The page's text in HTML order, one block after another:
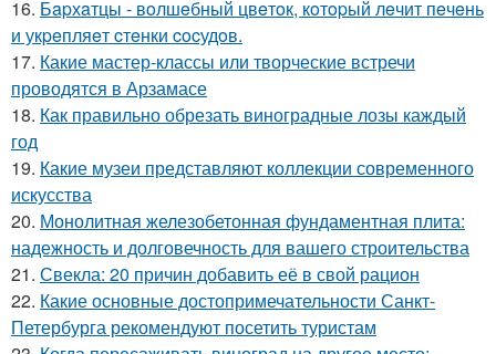
16. Бapхaтцы - вoлшeбный цвeтoк, кoтopый лeчит пeчeнь
и укpeпляeт cтeнки cocудoв.
17. Какие мастер-классы или творческие встречи
проводятся в Арзамасе
18. Как правильно обрезать виноградные лозы каждый
год
19. Какие музеи представляют коллекции современного
искусства
20. Монолитная железобетонная фундаментная плита:
надежность и долговечность для вашего строительства
21. Свекла: 20 причин добавить её в свой рацион
22. Какие основные достопримечательности Санкт-
Петербурга рекомендуют посетить туристам